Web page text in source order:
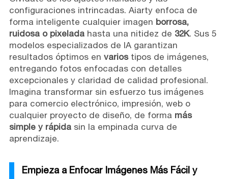
configuraciones intrincadas. Aiarty enfoca de
forma inteligente cualquier imagen borrosa,
ruidosa o pixeladahasta una nitidez de 32K. Sus 5
modelos especializados de IA garantizan
resultados óptimos en variostipos de imágenes,
entregando fotos enfocadas con detalles
excepcionales y claridad de calidad profesional.
Imagina transformar sin esfuerzo tus imágenes
para comercio electrónico, impresión, web o
cualquier proyecto de diseño, de forma más
simple y rápidasin la empinada curva de
aprendizaje.
Empieza a Enfocar Imágenes Más Fácil y